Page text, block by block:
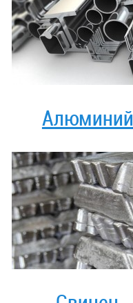
Алюминий